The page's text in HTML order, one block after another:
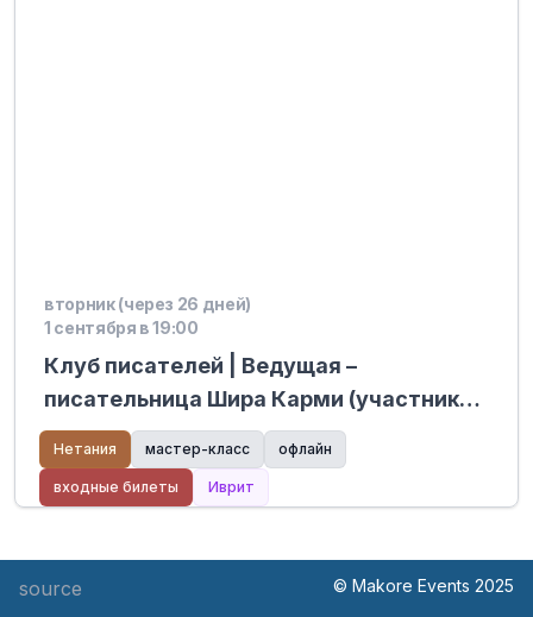
вторник (через 26 дней)
1 сентября в 19:00
Клуб писателей | Ведущая –
писательница Шира Карми (участник
мастер-классов Хабайта) – Mediatech
Kiryat Hasharon
Нетания мастер-класс офлайн
входные билеты Иврит
source © Makore Events 2025